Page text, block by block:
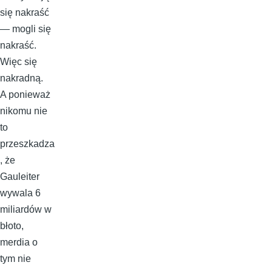
się nakraść
— mogli się
nakraść.
Więc się
nakradną.
A ponieważ
nikomu nie
to
przeszkadza
, że
Gauleiter
wywala 6
miliardów w
błoto,
merdia o
tym nie